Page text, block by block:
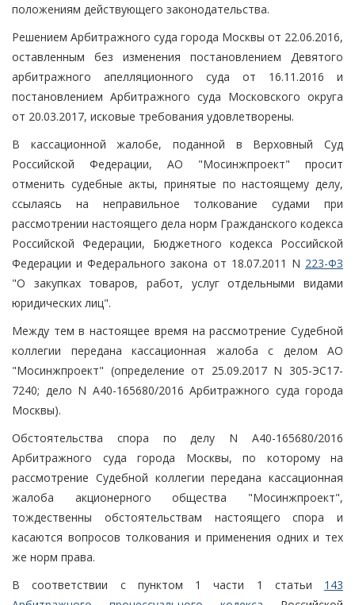
положениям действующего законодательства.
Решением Арбитражного суда города Москвы от 22.06.2016,
оставленным без изменения постановлением Девятого
арбитражного апелляционного суда от 16.11.2016 и
постановлением Арбитражного суда Московского округа
от 20.03.2017, исковые требования удовлетворены.
В кассационной жалобе, поданной в Верховный Суд
Российской Федерации, АО "Мосинжпроект" просит
отменить судебные акты, принятые по настоящему делу,
ссылаясь на неправильное толкование судами при
рассмотрении настоящего дела норм Гражданского кодекса
Российской Федерации, Бюджетного кодекса Российской
Федерации и Федерального закона от 18.07.2011 N 223-ФЗ
"О закупках товаров, работ, услуг отдельными видами
юридических лиц".
Между тем в настоящее время на рассмотрение Судебной
коллегии передана кассационная жалоба с делом АО
"Мосинжпроект" (определение от 25.09.2017 N 305-ЭС17-
7240; дело N А40-165680/2016 Арбитражного суда города
Москвы).
Обстоятельства спора по делу N А40-165680/2016
Арбитражного суда города Москвы, по которому на
рассмотрение Судебной коллегии передана кассационная
жалоба акционерного общества "Мосинжпроект",
тождественны обстоятельствам настоящего спора и
касаются вопросов толкования и применения одних и тех
же норм права.
В соответствии с пунктом 1 части 1 статьи 143